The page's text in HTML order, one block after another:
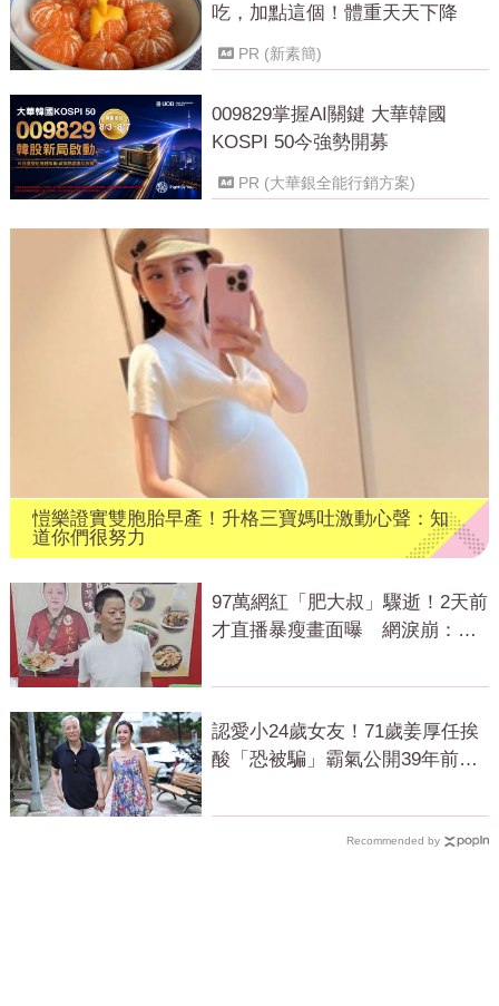
吃，加點這個！體重天天下降
PR (新素簡)
009829掌握AI關鍵 大華韓國
KOSPI 50今強勢開募
PR (大華銀全能行銷方案)
愷樂證實雙胞胎早產！升格三寶媽吐激動心聲：知
道你們很努力
97萬網紅「肥大叔」驟逝！2天前
才直播暴瘦畫面曝 網淚崩：一
認愛小24歲女友！71歲姜厚任挨
酸「恐被騙」霸氣公開39年前鐵
Recommended by